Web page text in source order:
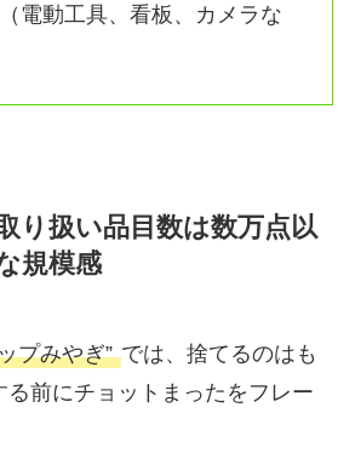
電動工具、看板、カメラな
り扱い品目数は数万点以
規模感
プみやぎ”では、捨てるのはも
る前にチョットまったをフレー